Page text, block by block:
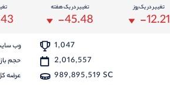
تغییر در یک روز
-12.21
تغییر در یک هفته
-45.48
1,047 وب
2,016,557 حجم
989,895,519 SC عرضه